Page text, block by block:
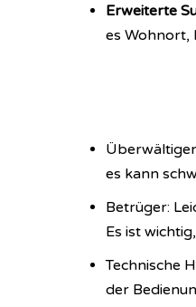
Erweiterte
es Wohnort,
es kann
Betrüger:
Es ist
Technische
der